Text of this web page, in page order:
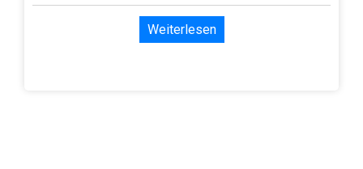
Weiterlesen